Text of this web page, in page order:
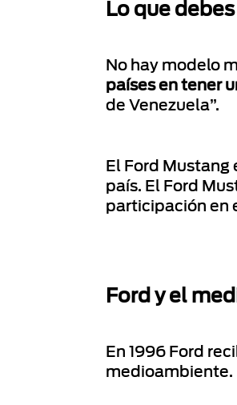
Lo que
No hay modelo
países en tener
de Venezuela”.
El Ford Mustang
país. El Ford
participación en
Ford y el
En 1996 Ford
medioambiente.